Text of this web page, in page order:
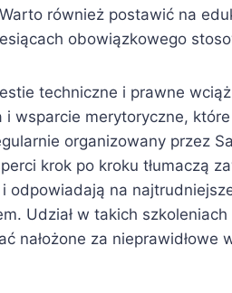
również postawić na
obowiązkowego
techniczne i prawne
wsparcie merytoryczne,
organizowany przez
krok po kroku tłumaczą
odpowiadają na
Udział w takich
nałożone za nieprawidłowe